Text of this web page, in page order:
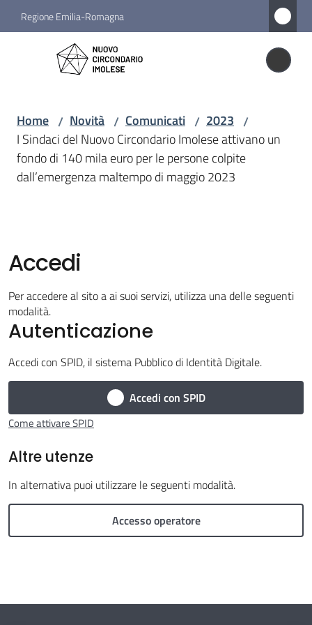
Vai al contenuto
Vai alla navigazione
Vai al footer
Regione Emilia-Romagna
Nuovo Circondario Imolese
Nuovo
Circondario
Amministrazione
Vivere
il
Circondario
Argomenti
Seguici
su
Home / Novità / Comunicati / 2023 /
I Sindaci del Nuovo Circondario Imolese attivano un
fondo di 140 mila euro per le persone colpite
dall’emergenza maltempo di maggio 2023
Accedi
Per accedere al sito a ai suoi servizi, utilizza una delle seguenti
modalità.
Autenticazione
Accedi con SPID, il sistema Pubblico di Identità Digitale.
Accedi con SPID
Come attivare SPID
Altre utenze
In alternativa puoi utilizzare le seguenti modalità.
Accesso operatore